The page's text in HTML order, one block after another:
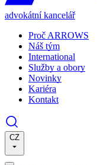
advokátní kancelář
Proč ARROWS
Náš tým
International
Služby a obory
Novinky
Kariéra
Kontakt
CZ